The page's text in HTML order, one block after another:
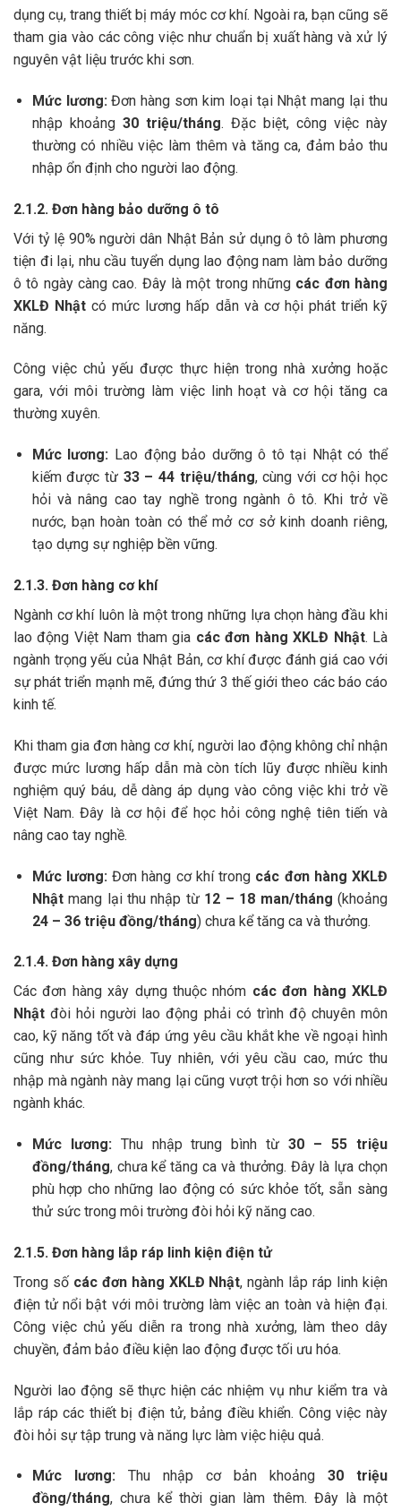
dụng cụ, trang thiết bị máy móc cơ khí. Ngoài ra, bạn cũng sẽ
tham gia vào các công việc như chuẩn bị xuất hàng và xử lý
nguyên vật liệu trước khi sơn.
Mức lương: Đơn hàng sơn kim loại tại Nhật mang lại thu
nhập khoảng 30 triệu/tháng. Đặc biệt, công việc này
thường có nhiều việc làm thêm và tăng ca, đảm bảo thu
nhập ổn định cho người lao động.
2.1.2. Đơn hàng bảo dưỡng ô tô
Với tỷ lệ 90% người dân Nhật Bản sử dụng ô tô làm phương
tiện đi lại, nhu cầu tuyển dụng lao động nam làm bảo dưỡng
ô tô ngày càng cao. Đây là một trong những các đơn hàng
XKLĐ Nhật có mức lương hấp dẫn và cơ hội phát triển kỹ
năng.
Công việc chủ yếu được thực hiện trong nhà xưởng hoặc
gara, với môi trường làm việc linh hoạt và cơ hội tăng ca
thường xuyên.
Mức lương: Lao động bảo dưỡng ô tô tại Nhật có thể
kiếm được từ 33 – 44 triệu/tháng, cùng với cơ hội học
hỏi và nâng cao tay nghề trong ngành ô tô. Khi trở về
nước, bạn hoàn toàn có thể mở cơ sở kinh doanh riêng,
tạo dựng sự nghiệp bền vững.
2.1.3. Đơn hàng cơ khí
Ngành cơ khí luôn là một trong những lựa chọn hàng đầu khi
lao động Việt Nam tham gia các đơn hàng XKLĐ Nhật. Là
ngành trọng yếu của Nhật Bản, cơ khí được đánh giá cao với
sự phát triển mạnh mẽ, đứng thứ 3 thế giới theo các báo cáo
kinh tế.
Khi tham gia đơn hàng cơ khí, người lao động không chỉ nhận
được mức lương hấp dẫn mà còn tích lũy được nhiều kinh
nghiệm quý báu, dễ dàng áp dụng vào công việc khi trở về
Việt Nam. Đây là cơ hội để học hỏi công nghệ tiên tiến và
nâng cao tay nghề.
Mức lương: Đơn hàng cơ khí trong các đơn hàng XKLĐ
Nhậtmang lại thu nhập từ 12 – 18 man/tháng (khoảng
24 – 36 triệu đồng/tháng) chưa kể tăng ca và thưởng.
2.1.4. Đơn hàng xây dựng
Các đơn hàng xây dựng thuộc nhóm các đơn hàng XKLĐ
Nhật đòi hỏi người lao động phải có trình độ chuyên môn
cao, kỹ năng tốt và đáp ứng yêu cầu khắt khe về ngoại hình
cũng như sức khỏe. Tuy nhiên, với yêu cầu cao, mức thu
nhập mà ngành này mang lại cũng vượt trội hơn so với nhiều
ngành khác.
Mức lương:Thu nhập trung bình từ30 – 55 triệu
đồng/tháng, chưa kể tăng ca và thưởng. Đây là lựa chọn
phù hợp cho những lao động có sức khỏe tốt, sẵn sàng
thử sức trong môi trường đòi hỏi kỹ năng cao.
2.1.5. Đơn hàng lắp ráp linh kiện điện tử
Trong số các đơn hàng XKLĐ Nhật, ngành lắp ráp linh kiện
điện tử nổi bật với môi trường làm việc an toàn và hiện đại.
Công việc chủ yếu diễn ra trong nhà xưởng, làm theo dây
chuyền, đảm bảo điều kiện lao động được tối ưu hóa.
Người lao động sẽ thực hiện các nhiệm vụ như kiểm tra và
lắp ráp các thiết bị điện tử, bảng điều khiển. Công việc này
đòi hỏi sự tập trung và năng lực làm việc hiệu quả.
Mức lương:Thu nhập cơ bản khoảng 30 triệu
đồng/tháng, chưa kể thời gian làm thêm. Đây là một